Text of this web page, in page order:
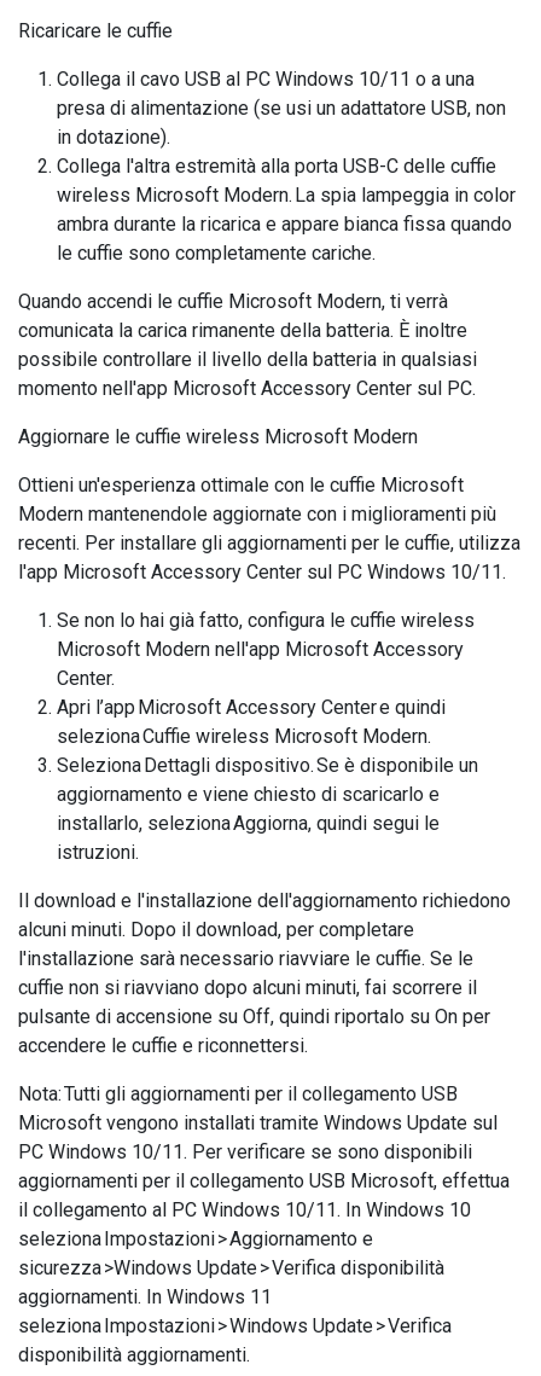
Ricaricare le cuffie
Collega il cavo USB al PC Windows 10/11 o a una
presa di alimentazione (se usi un adattatore USB, non
in dotazione).
Collega l'altra estremità alla porta USB-C delle cuffie
wireless Microsoft Modern. La spia lampeggia in color
ambra durante la ricarica e appare bianca fissa quando
le cuffie sono completamente cariche.
Quando accendi le cuffie Microsoft Modern, ti verrà
comunicata la carica rimanente della batteria. È inoltre
possibile controllare il livello della batteria in qualsiasi
momento nell'app Microsoft Accessory Center sul PC.
Aggiornare le cuffie wireless Microsoft Modern
Ottieni un'esperienza ottimale con le cuffie Microsoft
Modern mantenendole aggiornate con i miglioramenti più
recenti. Per installare gli aggiornamenti per le cuffie, utilizza
l'app Microsoft Accessory Center sul PC Windows 10/11.
Se non lo hai già fatto, configura le cuffie wireless
Microsoft Modern nell'app Microsoft Accessory
Center.
Apri l’app Microsoft Accessory Center e quindi
seleziona Cuffie wireless Microsoft Modern.
Seleziona Dettagli dispositivo. Se è disponibile un
aggiornamento e viene chiesto di scaricarlo e
installarlo, seleziona Aggiorna, quindi segui le
istruzioni.
Il download e l'installazione dell'aggiornamento richiedono
alcuni minuti. Dopo il download, per completare
l'installazione sarà necessario riavviare le cuffie. Se le
cuffie non si riavviano dopo alcuni minuti, fai scorrere il
pulsante di accensione su Off, quindi riportalo su On per
accendere le cuffie e riconnettersi.
Nota: Tutti gli aggiornamenti per il collegamento USB
Microsoft vengono installati tramite Windows Update sul
PC Windows 10/11. Per verificare se sono disponibili
aggiornamenti per il collegamento USB Microsoft, effettua
il collegamento al PC Windows 10/11. In Windows 10
seleziona Impostazioni > Aggiornamento e
sicurezza >Windows Update > Verifica disponibilità
aggiornamenti. In Windows 11
seleziona Impostazioni > Windows Update > Verifica
disponibilità aggiornamenti.